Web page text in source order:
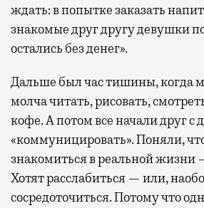
ждать: в попытке заказать
знакомые друг другу девушки
остались без денег».
Дальше был час тишины, когда
молча читать, рисовать,
кофе. А потом все начали друг с
«коммуницировать». Поняли,
знакомиться в реальной жизни
Хотят расслабиться — или,
сосредоточиться. Потому что